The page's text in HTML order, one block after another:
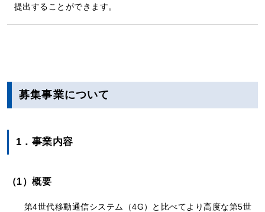
提出することができます。
募集事業について
1．事業内容
（1）概要
第4世代移動通信システム（4G）と比べてより高度な第5世